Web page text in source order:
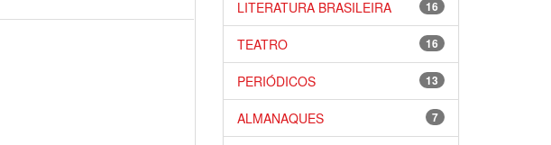
16
LITERATURA BRASILEIRA
16
TEATRO
13
PERIÓDICOS
7
ALMANAQUES